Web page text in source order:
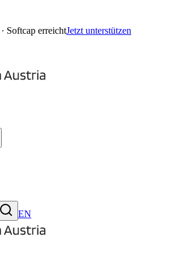
Softcap erreichtJetzt unterstützen
EN